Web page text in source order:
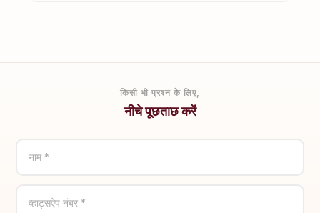
किसी भी प्रश्न के लिए,
नीचे पूछताछ करें
नाम *
व्हाट्सऐप नंबर *